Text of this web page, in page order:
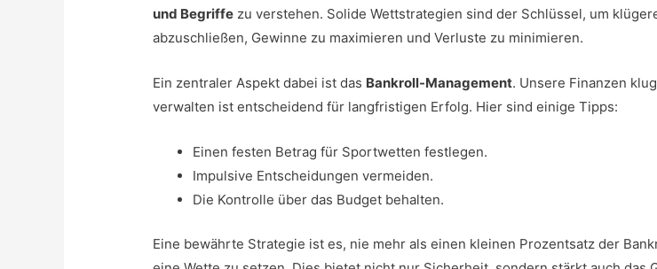
und Begriffe zu verstehen. Solide Wettstrategien sind der Schlüssel, um
abzuschließen, Gewinne zu maximieren und Verluste zu minimieren.
Ein zentraler Aspekt dabei ist das Bankroll-Management. Unsere Finanzen
verwalten ist entscheidend für langfristigen Erfolg. Hier sind einige Tipps:
Einen festen Betrag für Sportwetten festlegen.
Impulsive Entscheidungen vermeiden.
Die Kontrolle über das Budget behalten.
Eine bewährte Strategie ist es, nie mehr als einen kleinen Prozentsatz der